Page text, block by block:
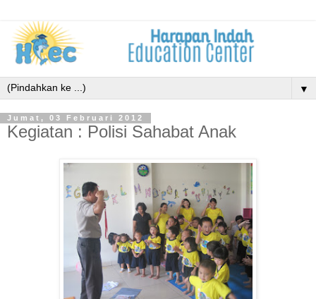
▼
Jumat, 03 Februari 2012
Kegiatan : Polisi Sahabat Anak